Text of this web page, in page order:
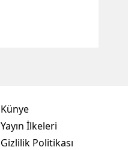
Künye
Yayın İlkeleri
Gizlilik Politikası